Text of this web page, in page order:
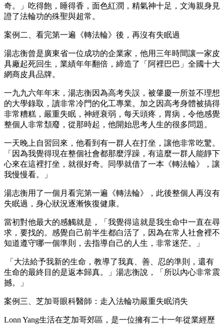
奇。」吃得飽，睡得香，面色紅潤，精氣神十足，文海親身見
證了法輪功的殊聖與超常。
案例二、看完第一遍《轉法輪》後，再沒有失眠過
湯志衡曾是廣東省一位成功的企業家，他用三年時間讓一家皮
具廠起死回生，業績年年翻倍，締造了「阿裡巴巴」全國十大
網商皮具品牌。
一九九六年年末，湯志衡因為高考失誤，被肇慶一所並不理想
的大學錄取，讀非常冷門的化工專業。加之因高考身體被搞得
非常糟糕，嚴重失眠，神經衰弱，每天頭疼，胃病，令他感覺
整個人非常頹廢，從那時起，他開始思考人生的很多問題。
一天晚上自習回來，他看到有一群人在打坐，讓他非常吃驚。
「因為我覺得現在整個社會都那麼浮躁，有這麼一群人能靜下
心來在這裡打坐，就很好奇。同學就借了一本《轉法輪》，讓
我慢慢看。」
湯志衡用了一個月看完第一遍《轉法輪》，此後整個人再沒有
失眠過，身心狀況逐漸恢復健康。
當初對他最大的感觸就是，「我覺得這就是我生命中一直在尋
求，要找的。感覺自己前半生都白活了，因為在常人社會裡不
知道遵守哪一個準則，去指導自己的人生，非常迷茫。」
「大法給予我新的生命，教導了我真、善、忍的準則，還有
生命的最終目的是返本歸真。」湯志衡說，「所以內心非常震
撼。」
案例三、芝加哥眼科醫師：走入法輪功嚴重失眠消失
Lonn Yang生活在芝加哥郊區，是一位擁有二十一年從業經歷